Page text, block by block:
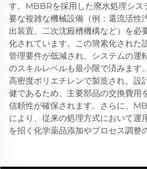
す。MBBRを採用した廃水処理シス
要な複雑な機械設備（例：還流活性
出装置、二次沈殿槽機構など）を必
化されています。この簡素化された
管理要件が低減され、システムの運
のスキルレベルも最小限で済みます
高密度ポリエチレンで製造され、設
健であるため、主要部品の交換費用
信頼性が確保されます。さらに、
により、従来の処理方式において運
を招く化学薬品添加やプロセス調整